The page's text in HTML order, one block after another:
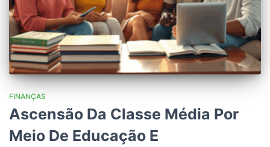
FINANÇAS
Ascensão Da Classe Média Por
Meio De Educação E